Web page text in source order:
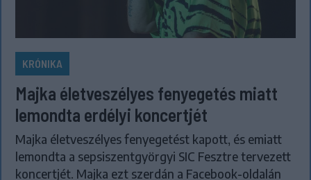
KRÓNIKA
Majka életveszélyes fenyegetés miatt
lemondta erdélyi koncertjét
Majka életveszélyes fenyegetést kapott, és emiatt
lemondta a sepsiszentgyörgyi SIC Fesztre tervezett
koncertjét. Majka ezt szerdán a Facebook-oldalán